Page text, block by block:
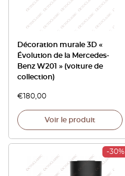
Décoration murale 3D «
Évolution de la Mercedes-
Benz W201 » (voiture de
collection)
€180,00
Voir le produit
-30%